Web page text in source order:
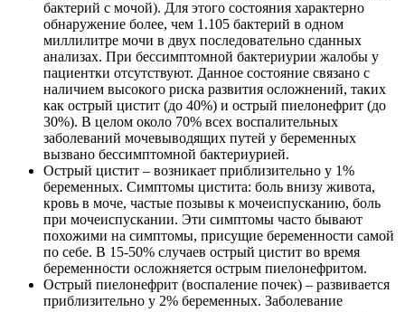
бактерий с мочой). Для этого состояния характерно
обнаружение более, чем 1.105 бактерий в одном
миллилитре мочи в двух последовательно сданных
анализах. При бессимптомной бактериурии жалобы у
пациентки отсутствуют. Данное состояние связано с
наличием высокого риска развития осложнений, таких
как острый цистит (до 40%) и острый пиелонефрит (до
30%). В целом около 70% всех воспалительных
заболеваний мочевыводящих путей у беременных
вызвано бессимптомной бактериурией.
Острый цистит – возникает приблизительно у 1%
беременных. Симптомы цистита: боль внизу живота,
кровь в моче, частые позывы к мочеиспусканию, боль
при мочеиспускании. Эти симптомы часто бывают
похожими на симптомы, присущие беременности самой
по себе. В 15-50% случаев острый цистит во время
беременности осложняется острым пиелонефритом.
Острый пиелонефрит (воспаление почек) – развивается
приблизительно у 2% беременных. Заболевание